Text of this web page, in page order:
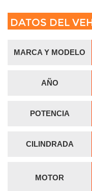
DATOS DEL
MARCA Y MODELO
AÑO
POTENCIA
CILINDRADA
MOTOR